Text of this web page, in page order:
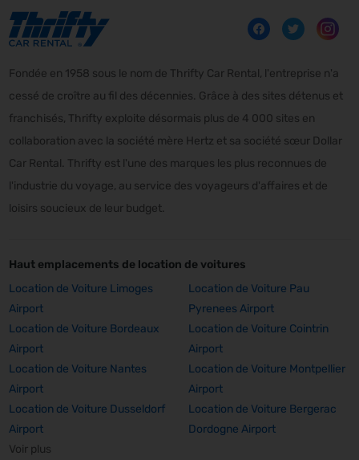
Fondée en 1958 sous le nom de Thrifty Car Rental, l'entreprise n'a
cessé de croître au fil des décennies. Grâce à des sites détenus et
franchisés, Thrifty exploite désormais plus de 4 000 sites en
collaboration avec la société mère Hertz et sa société sœur Dollar
Car Rental. Thrifty est l'une des marques les plus reconnues de
l'industrie du voyage, au service des voyageurs d'affaires et de
loisirs soucieux de leur budget.
Haut emplacements de location de voitures
Location de Voiture Limoges
Airport
Location de Voiture Pau
Pyrenees Airport
Location de Voiture Bordeaux
Airport
Location de Voiture Cointrin
Airport
Location de Voiture Nantes
Airport
Location de Voiture Montpellier
Airport
Location de Voiture Dusseldorf
Airport
Location de Voiture Bergerac
Dordogne Airport
Voir plus